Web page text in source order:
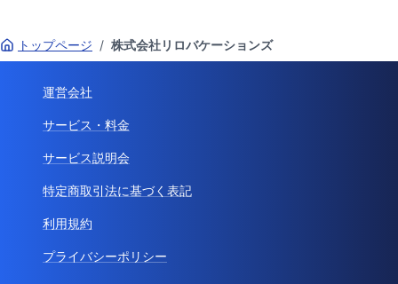
トップページ / 株式会社リロバケーションズ
運営会社
サービス・料金
サービス説明会
特定商取引法に基づく表記
利用規約
プライバシーポリシー